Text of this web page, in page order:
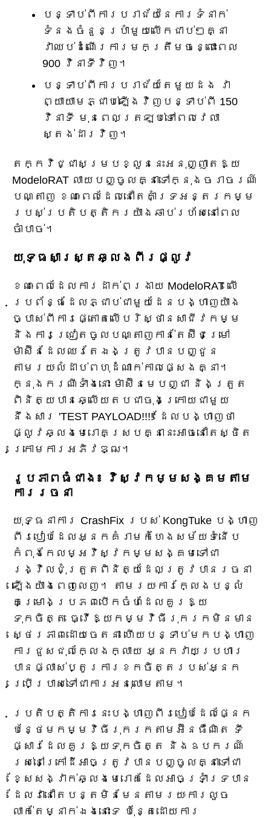
បន្ទាប់ពីការបរាជ័យនៃការទំនាក់
ទំនងចំនួនប្រាំមួយលើកជាប់ៗគ្នា
វាឈប់ដំណើរការមកត្រឹមចន្លោះពេល
900 វិនាទីវិញ។
បន្ទាប់ពីការបរាជ័យតែមួយដង វា
ព្យាយាមភ្ជាប់ឡើងវិញបន្ទាប់ពី 150
វិនាទី មុនពេលត្រឡប់ទៅពេលវេលា
ស្តង់ដារវិញ។
តក្កវិជ្ជាសម្របខ្លួននេះអនុញ្ញាតឱ្យ
ModeloRAT លាយបញ្ចូលគ្នាទៅក្នុងចរាចរណ៍
បណ្តាញ ខណៈពេលដែលនៅតែគាំទ្រអន្តរកម្ម
របស់ប្រតិបត្តិករយ៉ាងឆាប់រហ័សនៅពេល
ចាំបាច់។
យុទ្ធសាស្ត្រឆ្លងពីរផ្លូវ
ខណៈពេលដែលការដាក់ពង្រាយ ModeloRAT លើ
ប្រព័ន្ធដែលភ្ជាប់ជាមួយដែនបង្ហាញយ៉ាង
ច្បាស់ពីការផ្តោតលើបរិស្ថានសាជីវកម្ម
និងការជ្រៀតចូលបណ្តាញកាន់តែស៊ីជម្រៅ
ម៉ាស៊ីនដែលឈរតែឯងត្រូវបានបញ្ជូន
តាមរយៈលំដាប់ពហុដំណាក់កាលផ្សេងគ្នា។
ក្នុងករណីទាំងនោះ ម៉ាស៊ីនមេបញ្ជា និងត្រួត
ពិនិត្យបានឆ្លើយតបជាចុងក្រោយជាមួយ
នឹងសារ 'TEST PAYLOAD!!!!' ដែលបង្ហាញថា
ផ្លូវឆ្លងមេរោគស្របគ្នានេះអាចនៅតែស្ថិត
ក្រោមការអភិវឌ្ឍ។
រូបភាពធំជាង៖ វិស្វកម្មសង្គមតាម
ការរចនា
យុទ្ធនាការ CrashFix របស់ KongTuke បង្ហាញ
ពីរបៀបដែលអ្នកគំរាមកំហែងសម័យទំនើប
កំពុងកែលម្អវិស្វកម្មសង្គមទៅជា
រង្វិលជុំត្រួតពិនិត្យដែលត្រូវបានរចនា
ឡើងយ៉ាងពេញលេញ។ តាមរយៈការក្លែងបន្លំ
គម្រោងប្រភពបើកចំហដែលគួរឱ្យ
ទុកចិត្ត ធ្វើឱ្យកម្មវិធីរុករកមិនមាន
ស្ថេរភាពដោយចេតនា ហើយបន្ទាប់មកបង្ហាញ
ការជួសជុលក្លែងក្លាយ អ្នកវាយប្រហារ
បានផ្លាស់ប្តូរការខកចិត្តរបស់អ្នក
ប្រើប្រាស់ទៅជាការអនុលោមតាម។
ប្រតិបត្តិការនេះបង្ហាញពីរបៀបដែលផ្នែក
បន្ថែមកម្មវិធីរុករកតាមអ៊ីនធឺណិត ទី
ផ្សារដែលគួរឱ្យទុកចិត្ត និងឧបករណ៍
រស់នៅក្រៅដីអាចត្រូវបានបញ្ចូលគ្នាទៅជា
ខ្សែសង្វាក់ឆ្លងមេរោគដែលអាចទ្រាំទ្របាន
ដែលវានៅតែបន្តមិនមែនតាមរយៈការលួច
លាក់តែម្នាក់ឯងនោះទេ ប៉ុន្តែដោយការ